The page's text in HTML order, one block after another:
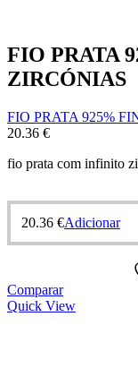
FIO PRATA
ZIRCÓNIAS
FIO PRATA 925%
20.36 €
fio prata com infinito
20.36 €Adicionar
Comparar
Quick View